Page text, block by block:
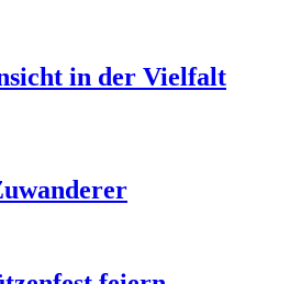
in der Vielfalt